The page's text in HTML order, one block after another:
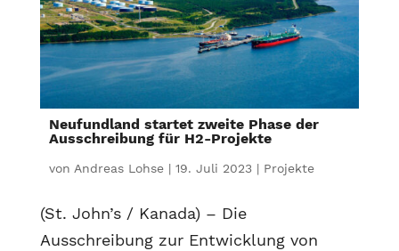
Neufundland startet zweite Phase der
Ausschreibung für H2-Projekte
von Andreas Lohse| 19. Juli 2023| Projekte
(St. John’s / Kanada) – Die
Ausschreibung zur Entwicklung von